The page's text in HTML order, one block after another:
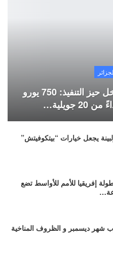
?منحة السفر الجديدة تدخل حيز التنفيذ: 750 يورو
يجعل خيارات “بيتكوفيتش”
إفريقيا للأمم للأواسط تضع
بالمغرب شهر ديسمبر و الظروف المناخية